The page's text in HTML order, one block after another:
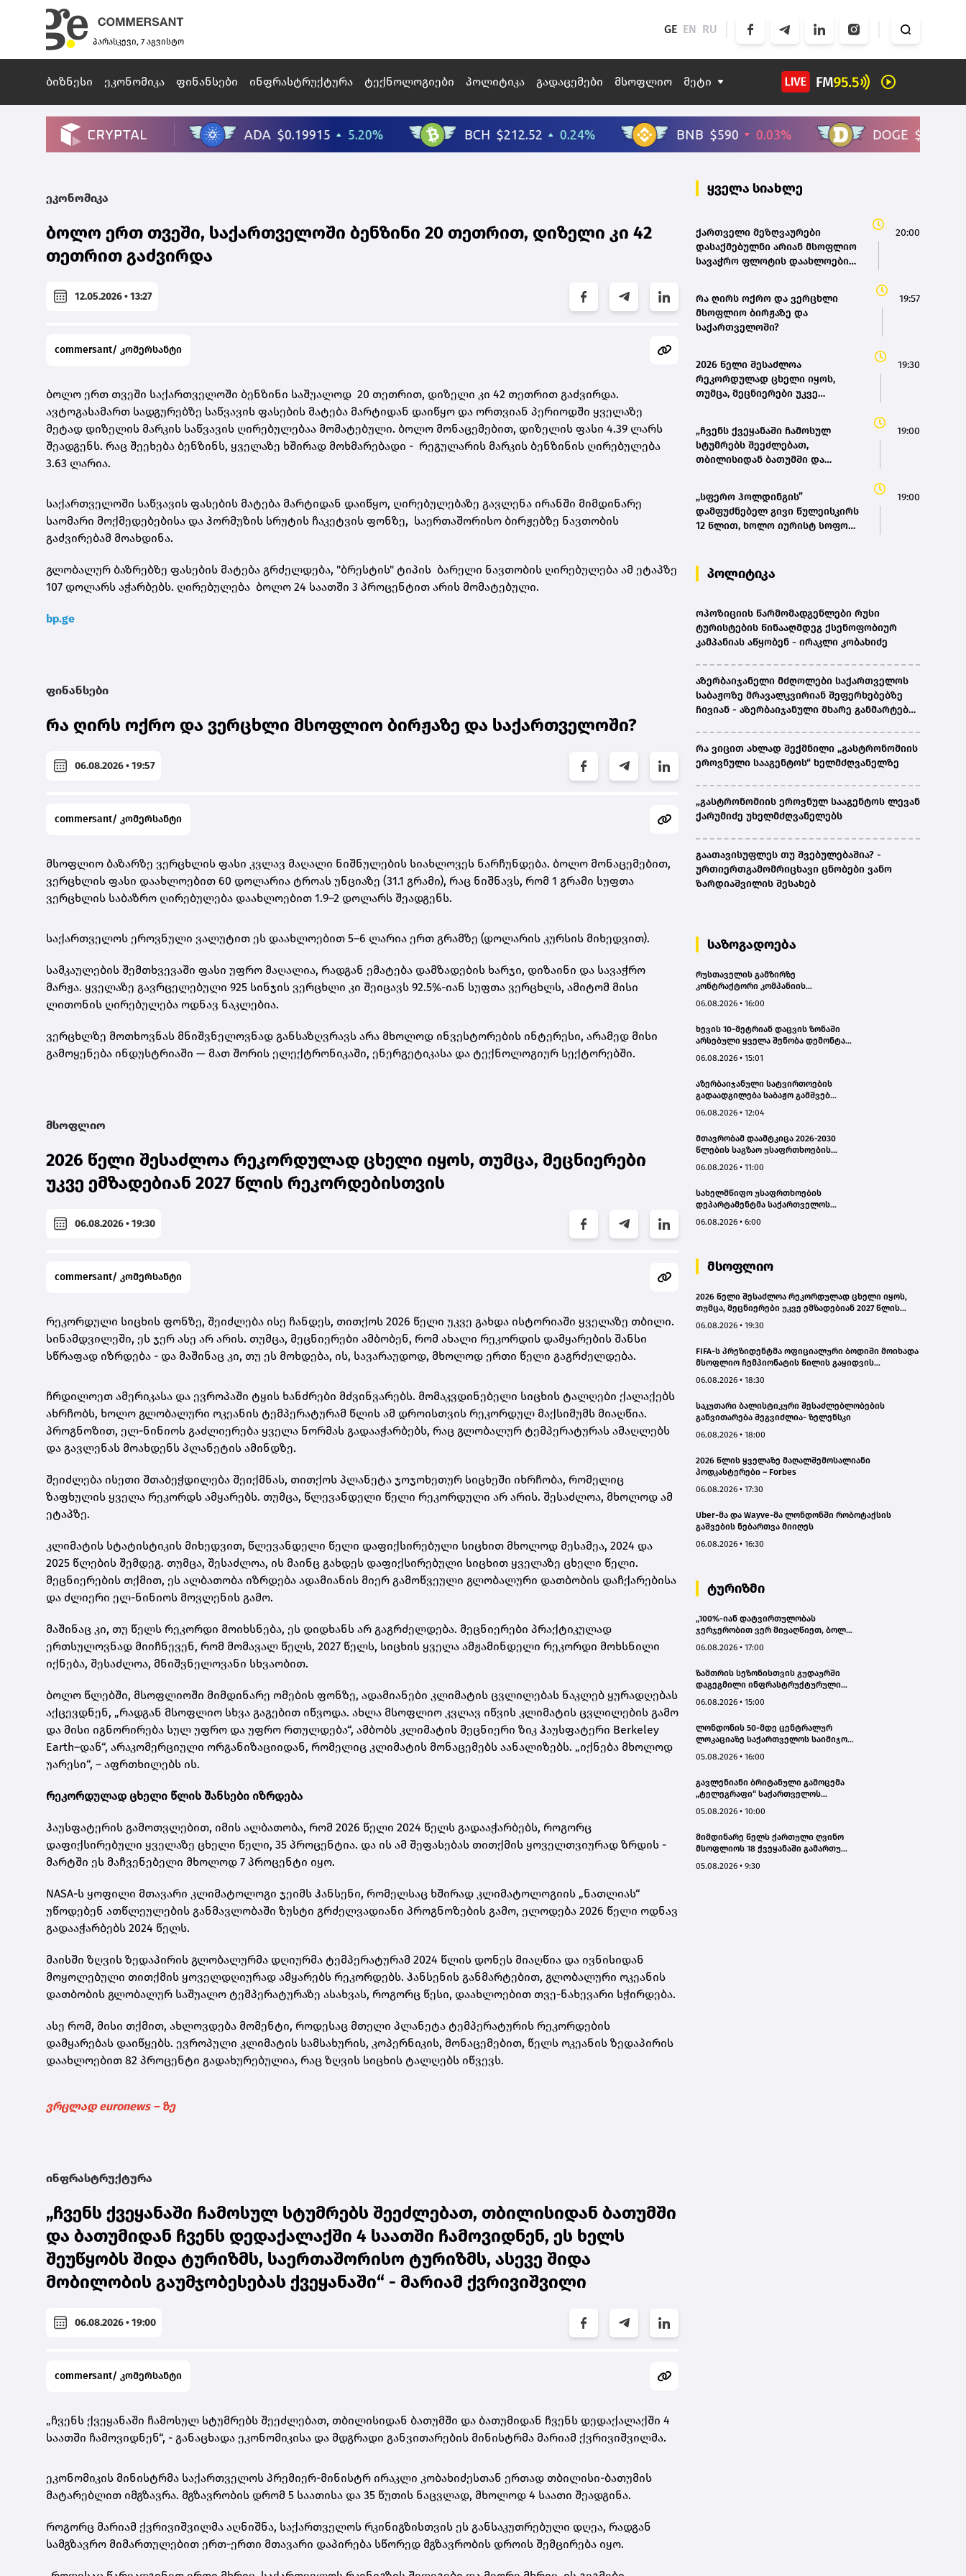
პარასკევი, 7 აგვისტო
GE EN RU
ბიზნესი ეკონომიკა ფინანსები ინფრასტრუქტურა ტექნოლოგიები პოლიტიკა გადაცემები მსოფლიო მეტი
ეკონომიკა
ბოლო ერთ თვეში, საქართველოში ბენზინი 20 თეთრით, დიზელი კი 42
თეთრით გაძვირდა
12.05.2026 • 13:27
commersant/ კომერსანტი
ბოლო ერთ თვეში საქართველოში ბენზინი საშუალოდ 20 თეთრით, დიზელი კი 42 თეთრით გაძვირდა.
ავტოგასამართ სადგურებზე საწვავის ფასების მატება მარტიდან დაიწყო და ორთვიან პერიოდში ყველაზე
მეტად დიზელის მარკის საწვავის ღირებულებაა მომატებული. ბოლო მონაცემებით, დიზელის ფასი 4.39 ლარს
შეადგენს. რაც შეეხება ბენზინს, ყველაზე ხშირად მოხმარებადი - რეგულარის მარკის ბენზინის ღირებულება
3.63 ლარია.
საქართველოში საწვავის ფასების მატება მარტიდან დაიწყო, ღირებულებაზე გავლენა ირანში მიმდინარე
საომარი მოქმედებებისა და ჰორმუზის სრუტის ჩაკეტვის ფონზე, საერთაშორისო ბირჟებზე ნავთობის
გაძვირებამ მოახდინა.
გლობალურ ბაზრებზე ფასების მატება გრძელდება, "ბრესტის" ტიპის ბარელი ნავთობის ღირებულება ამ ეტაპზე
107 დოლარს აჭარბებს. ღირებულება ბოლო 24 საათში 3 პროცენტით არის მომატებული.
bp.ge
ფინანსები
რა ღირს ოქრო და ვერცხლი მსოფლიო ბირჟაზე და საქართველოში?
06.08.2026 • 19:57
commersant/ კომერსანტი
მსოფლიო ბაზარზე ვერცხლის ფასი კვლავ მაღალი ნიშნულების სიახლოვეს ნარჩუნდება. ბოლო მონაცემებით,
ვერცხლის ფასი დაახლოებით 60 დოლარია ტროას უნციაზე (31.1 გრამი), რაც ნიშნავს, რომ 1 გრამი სუფთა
ვერცხლის საბაზრო ღირებულება დაახლოებით 1.9–2 დოლარს შეადგენს.
საქართველოს ეროვნული ვალუტით ეს დაახლოებით 5–6 ლარია ერთ გრამზე (დოლარის კურსის მიხედვით).
სამკაულების შემთხვევაში ფასი უფრო მაღალია, რადგან ემატება დამზადების ხარჯი, დიზაინი და სავაჭრო
მარჟა. ყველაზე გავრცელებული 925 სინჯის ვერცხლი კი შეიცავს 92.5%-იან სუფთა ვერცხლს, ამიტომ მისი
ლითონის ღირებულება ოდნავ ნაკლებია.
ვერცხლზე მოთხოვნას მნიშვნელოვნად განსაზღვრავს არა მხოლოდ ინვესტორების ინტერესი, არამედ მისი
გამოყენება ინდუსტრიაში — მათ შორის ელექტრონიკაში, ენერგეტიკასა და ტექნოლოგიურ სექტორებში.
მსოფლიო
2026 წელი შესაძლოა რეკორდულად ცხელი იყოს, თუმცა, მეცნიერები
უკვე ემზადებიან 2027 წლის რეკორდებისთვის
06.08.2026 • 19:30
commersant/ კომერსანტი
რეკორდული სიცხის ფონზე, შეიძლება ისე ჩანდეს, თითქოს 2026 წელი უკვე გახდა ისტორიაში ყველაზე თბილი.
სინამდვილეში, ეს ჯერ ასე არ არის. თუმცა, მეცნიერები ამბობენ, რომ ახალი რეკორდის დამყარების შანსი
სწრაფად იზრდება - და მაშინაც კი, თუ ეს მოხდება, ის, სავარაუდოდ, მხოლოდ ერთი წელი გაგრძელდება.
ჩრდილოეთ ამერიკასა და ევროპაში ტყის ხანძრები მძვინვარებს. მომაკვდინებელი სიცხის ტალღები ქალაქებს
ახრჩობს, ხოლო გლობალური ოკეანის ტემპერატურამ წლის ამ დროისთვის რეკორდულ მაქსიმუმს მიაღწია.
პროგნოზით, ელ-ნინიოს გაძლიერება ყველა ნორმას გადააჭარბებს, რაც გლობალურ ტემპერატურას ამაღლებს
და გავლენას მოახდენს პლანეტის ამინდზე.
შეიძლება ისეთი შთაბეჭდილება შეიქმნას, თითქოს პლანეტა ჯოჯოხეთურ სიცხეში იხრჩობა, რომელიც
ზაფხულის ყველა რეკორდს ამყარებს. თუმცა, წლევანდელი წელი რეკორდული არ არის. შესაძლოა, მხოლოდ ამ
ეტაპზე.
კლიმატის სტატისტიკის მიხედვით, წლევანდელი წელი დაფიქსირებული სიცხით მხოლოდ მესამეა, 2024 და
2025 წლების შემდეგ. თუმცა, შესაძლოა, ის მაინც გახდეს დაფიქსირებული სიცხით ყველაზე ცხელი წელი.
მეცნიერების თქმით, ეს ალბათობა იზრდება ადამიანის მიერ გამოწვეული გლობალური დათბობის დაჩქარებისა
და ძლიერი ელ-ნინიოს მოვლენის გამო.
მაშინაც კი, თუ წელს რეკორდი მოიხსნება, ეს დიდხანს არ გაგრძელდება. მეცნიერები პრაქტიკულად
ერთსულოვნად მიიჩნევენ, რომ მომავალ წელს, 2027 წელს, სიცხის ყველა ამჟამინდელი რეკორდი მოხსნილი
იქნება, შესაძლოა, მნიშვნელოვანი სხვაობით.
ბოლო წლებში, მსოფლიოში მიმდინარე ომების ფონზე, ადამიანები კლიმატის ცვლილებას ნაკლებ ყურადღებას
აქცევდნენ, „რადგან მსოფლიო სხვა გაგებით იწვოდა. ახლა მსოფლიო კვლავ იწვის კლიმატის ცვლილების გამო
და მისი იგნორირება სულ უფრო და უფრო რთულდება“, ამბობს კლიმატის მეცნიერი ზიკ ჰაუსფატერი Berkeley
Earth–დან“, არაკომერციული ორგანიზაციიდან, რომელიც კლიმატის მონაცემებს აანალიზებს. „იქნება მხოლოდ
უარესი“, – აფრთხილებს ის.
რეკორდულად ცხელი წლის შანსები იზრდება
ჰაუსფატერის გამოთვლებით, იმის ალბათობა, რომ 2026 წელი 2024 წელს გადააჭარბებს, როგორც
დაფიქსირებული ყველაზე ცხელი წელი, 35 პროცენტია. და ის ამ შეფასებას თითქმის ყოველთვიურად ზრდის -
მარტში ეს მაჩვენებელი მხოლოდ 7 პროცენტი იყო.
NASA-ს ყოფილი მთავარი კლიმატოლოგი ჯეიმს ჰანსენი, რომელსაც ხშირად კლიმატოლოგიის „ნათლიას“
უწოდებენ ათწლეულების განმავლობაში ზუსტი გრძელვადიანი პროგნოზების გამო, ელოდება 2026 წელი ოდნავ
გადააჭარბებს 2024 წელს.
მაისში ზღვის ზედაპირის გლობალურმა დღიურმა ტემპერატურამ 2024 წლის დონეს მიაღწია და ივნისიდან
მოყოლებული თითქმის ყოველდღიურად ამყარებს რეკორდებს. ჰანსენის განმარტებით, გლობალური ოკეანის
დათბობის გლობალურ საშუალო ტემპერატურაზე ასახვას, როგორც წესი, დაახლოებით თვე-ნახევარი სჭირდება.
ასე რომ, მისი თქმით, ახლოვდება მომენტი, როდესაც მთელი პლანეტა ტემპერატურის რეკორდების
დამყარებას დაიწყებს. ევროპული კლიმატის სამსახურის, კოპერნიკის, მონაცემებით, წელს ოკეანის ზედაპირის
დაახლოებით 82 პროცენტი გადახურებულია, რაც ზღვის სიცხის ტალღებს იწვევს.
ვრცლად euronews – ზე
ინფრასტრუქტურა
„ჩვენს ქვეყანაში ჩამოსულ სტუმრებს შეეძლებათ, თბილისიდან ბათუმში
და ბათუმიდან ჩვენს დედაქალაქში 4 საათში ჩამოვიდნენ, ეს ხელს
შეუწყობს შიდა ტურიზმს, საერთაშორისო ტურიზმს, ასევე შიდა
მობილობის გაუმჯობესებას ქვეყანაში“ - მარიამ ქვრივიშვილი
06.08.2026 • 19:00
commersant/ კომერსანტი
„ჩვენს ქვეყანაში ჩამოსულ სტუმრებს შეეძლებათ, თბილისიდან ბათუმში და ბათუმიდან ჩვენს დედაქალაქში 4
საათში ჩამოვიდნენ“, - განაცხადა ეკონომიკისა და მდგრადი განვითარების მინისტრმა მარიამ ქვრივიშვილმა.
ეკონომიკის მინისტრმა საქართველოს პრემიერ-მინისტრ ირაკლი კობახიძესთან ერთად თბილისი-ბათუმის
მატარებლით იმგზავრა. მგზავრობის დრომ 5 საათისა და 35 წუთის ნაცვლად, მხოლოდ 4 საათი შეადგინა.
როგორც მარიამ ქვრივიშვილმა აღნიშნა, საქართველოს რკინიგზისთვის ეს განსაკუთრებული დღეა, რადგან
სამგზავრო მიმართულებით ერთ-ერთი მთავარი დაპირება სწორედ მგზავრობის დროის შემცირება იყო.
ყველა სიახლე
ქართველი მეზღვაურები
დასაქმებულნი არიან მსოფლიო
სავაჭრო ფლოტის დაახლოებით
20:00
რა ღირს ოქრო და ვერცხლი
მსოფლიო ბირჟაზე და
საქართველოში?
19:57
2026 წელი შესაძლოა
რეკორდულად ცხელი იყოს,
თუმცა, მეცნიერები უკვე
19:30
„ჩვენს ქვეყანაში ჩამოსულ
სტუმრებს შეეძლებათ,
თბილისიდან ბათუმში და
შეუწყობს შიდა ტურიზმს,
საერთაშორისო ტურიზმს, ასევე
შიდა მობილობის გაუმჯობესებას
19:00
,,სფერო ჰოლდინგის”
დამფუძნებელ გივი წულეისკირს
12 წლით, ხოლო იურისტ სოფო
19:00
პოლიტიკა
ოპოზიციის წარმომადგენლები რუსი
ტურისტების წინააღმდეგ ქსენოფობიურ
კამპანიას აწყობენ - ირაკლი კობახიძე
აზერბაიჯანელი მძღოლები საქართველოს
საბაჟოზე მრავალკვირიან შეფერხებებზე
ჩივიან - აზერბაიჯანული მხარე განმარტებას
რა ვიცით ახლად შექმნილი „გასტრონომიის
ეროვნული სააგენტოს“ ხელმძღვანელზე
„გასტრონომიის ეროვნულ სააგენტოს ლევან
ქარუმიძე უხელმძღვანელებს
გაათავისუფლეს თუ შვებულებაშია? -
ურთიერთგამომრიცხავი ცნობები ვანო
ზარდიაშვილის შესახებ
საზოგადოება
რუსთაველის გამზირზე
კონტრაქტორი კომპანიის
ახლოს იმოძრავა, რამაც ნიადაგის
გამოიწვია, გადაბრუნდა
ავტომანქანა - თვითმცლელში
იმყოფებოდა მცირეწლოვანი ბავშვი
06.08.2026 • 16:00
ხევის 10-მეტრიან დაცვის ზონაში
არსებული ყველა შენობა დემონტაჟს
06.08.2026 • 15:01
აზერბაიჯანული სატვირთოების
გადაადგილება საბაჟო გამშვებ
მიმდინარეობს- შემოსავლების
06.08.2026 • 12:04
მთავრობამ დაამტკიცა 2026-2030
წლების საგზაო უსაფრთხოების
სამოქმედო გეგმა – თამარ
06.08.2026 • 11:00
სახელმწიფო უსაფრთხოების
დეპარტამენტმა საქართველოს
საზიანოდ საბოტაჟის მუხლით
06.08.2026 • 6:00
მსოფლიო
2026 წელი შესაძლოა რეკორდულად ცხელი იყოს,
თუმცა, მეცნიერები უკვე ემზადებიან 2027 წლის
06.08.2026 • 19:30
FIFA-ს პრეზიდენტმა ოფიციალური ბოდიში მოიხადა
მსოფლიო ჩემპიონატის წილის გაყიდვის
06.08.2026 • 18:30
საკუთარი ბალისტიკური შესაძლებლობების
განვითარება შეგვიძლია- ზელენსკი
06.08.2026 • 18:00
2026 წლის ყველაზე მაღალშემოსალიანი
პოდკასტერები – Forbes
06.08.2026 • 17:30
Uber-მა და Wayve-მა ლონდონში რობოტაქსის
გაშვების ნებართვა მიიღეს
06.08.2026 • 16:30
ტურიზმი
„100%-იან დატვირთულობას
ჯერჯერობით ვერ მივაღწიეთ, ბოლო
გაუქმდა“ - Kobuleti Beach Club
06.08.2026 • 17:00
ზამთრის სეზონისთვის გუდაურში
დაგეგმილი ინფრასტრუქტურული
გუდაურის ტურისტული
დარსალია
06.08.2026 • 15:00
ლონდონის 50-მდე ცენტრალურ
ლოკაციაზე საქართველოს საიმიჯო
05.08.2026 • 16:00
გავლენიანი ბრიტანული გამოცემა
„ტელეგრაფი“ საქართველოს
სტატიების ციკლს აქვეყნებს
05.08.2026 • 10:00
მიმდინარე წელს ქართული ღვინო
მსოფლიოს 18 ქვეყანაში გამართულ
წარმოდგენილი
05.08.2026 • 9:30